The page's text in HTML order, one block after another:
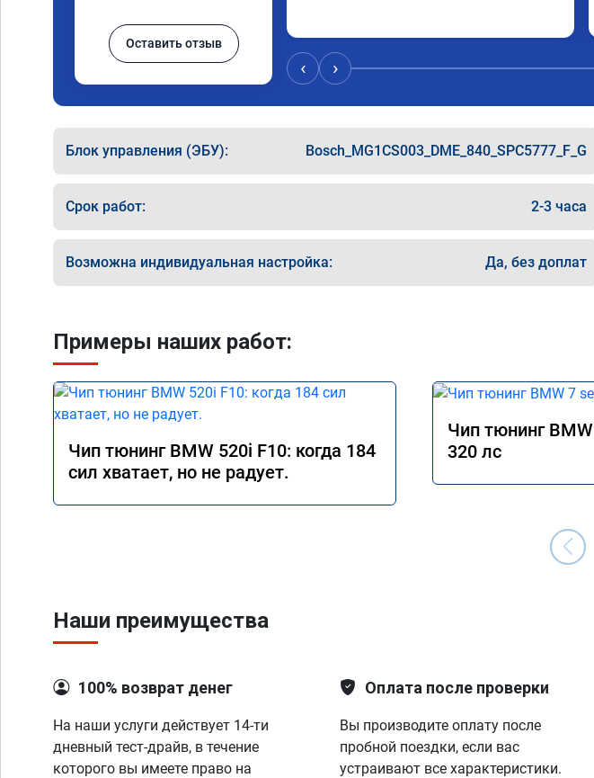
Оставить отзыв
‹ ›
Блок управления (ЭБУ): Bosch_MG1CS003_DME_840_SPC5777_F_G
Срок работ: 2-3 часа
Возможна индивидуальная настройка: Да, без доплат
Примеры наших работ:
Чип тюнинг BMW 520i F10: когда 184
сил хватает, но не радует.
Чип тюнинг
320 лс
Наши преимущества
100% возврат денег
На наши услуги действует 14-ти
дневный тест-драйв, в течение
которого вы имеете право на
Оплата после проверки
Вы производите оплату после
пробной поездки, если вас
устраивают все характеристики.